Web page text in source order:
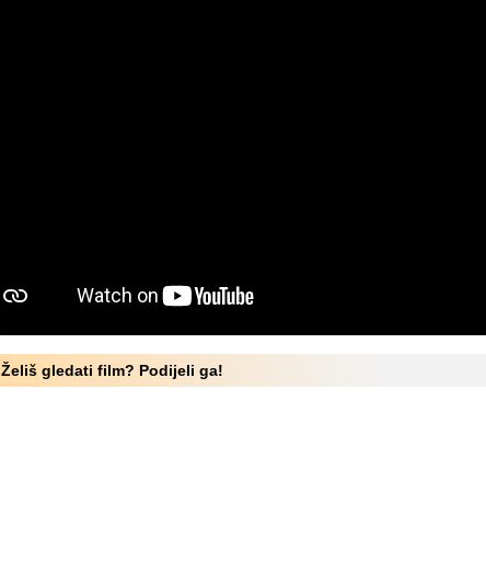
Želiš gledati film? Podijeli ga!